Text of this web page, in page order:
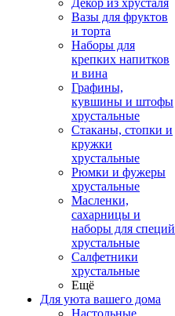
Декор из хрусталя
Вазы для фруктов
и торта
Наборы для
крепких напитков
и вина
Графины,
кувшины и штофы
хрустальные
Стаканы, стопки и
кружки
хрустальные
Рюмки и фужеры
хрустальные
Масленки,
сахарницы и
наборы для специй
хрустальные
Салфетники
хрустальные
Ещё
Для уюта вашего дома
Настольные